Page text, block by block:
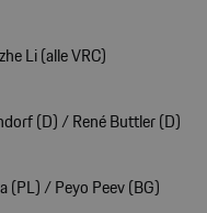
Li (alle VRC)
(D) / René Buttler (D)
(PL) / Peyo Peev (BG)